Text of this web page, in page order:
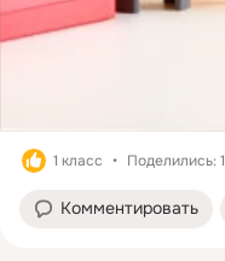
1 класс Поделились: 1
Комментировать